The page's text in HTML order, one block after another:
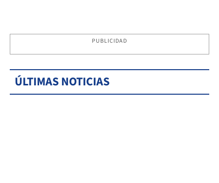
PUBLICIDAD
ÚLTIMAS NOTICIAS